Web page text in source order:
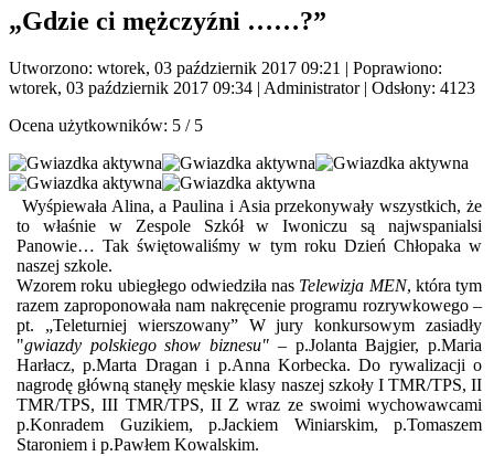
„Gdzie ci mężczyźni ……?”
Utworzono: wtorek, 03 październik 2017 09:21 | Poprawiono:
wtorek, 03 październik 2017 09:34 | Administrator| Odsłony: 4123
Ocena użytkowników: 5 / 5
Wyśpiewała Alina, a Paulina i Asia przekonywały wszystkich, że
to właśnie w Zespole Szkół w Iwoniczu są najwspanialsi
Panowie… Tak świętowaliśmy w tym roku Dzień Chłopaka w
naszej szkole.
Wzorem roku ubiegłego odwiedziła nas Telewizja MEN, która tym
razem zaproponowała nam nakręcenie programu rozrywkowego –
pt. „Teleturniej wierszowany” W jury konkursowym zasiadły
"gwiazdy polskiego show biznesu" – p.Jolanta Bajgier, p.Maria
Harłacz, p.Marta Dragan i p.Anna Korbecka. Do rywalizacji o
nagrodę główną stanęły męskie klasy naszej szkoły I TMR/TPS, II
TMR/TPS, III TMR/TPS, II Z wraz ze swoimi wychowawcami
p.Konradem Guzikiem, p.Jackiem Winiarskim, p.Tomaszem
Staroniem i p.Pawłem Kowalskim.